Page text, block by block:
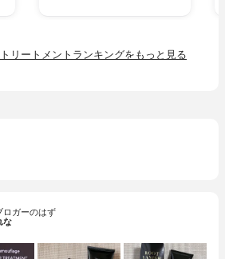
リートメントランキングをもっと見る
ロガーのはず
な